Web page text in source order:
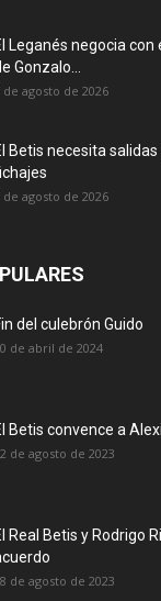
Leganés negocia con
Gonzalo...
de agosto de 2026
Betis necesita
de agosto de 2026
del culebrón Guido
de abril de 2024
Betis convence a
de agosto de 2023
Real Betis y Rodrigo
de agosto de 2023